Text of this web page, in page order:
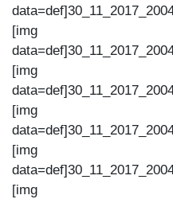
[img
[img
[img
[img
[img